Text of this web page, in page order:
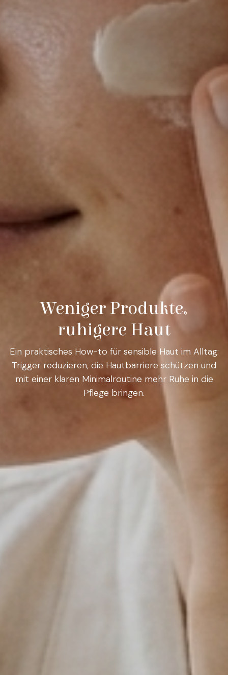
Weniger Produkte,
ruhigere Haut
Ein praktisches How-to für sensible Haut im Alltag:
Trigger reduzieren, die Hautbarriere schützen und
mit einer klaren Minimalroutine mehr Ruhe in die
Pflege bringen.